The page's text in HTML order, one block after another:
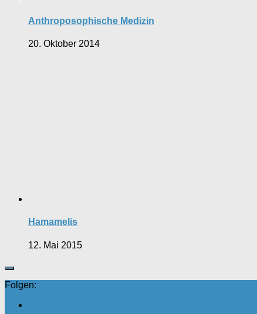
Anthroposophische Medizin
20. Oktober 2014
Hamamelis
12. Mai 2015
Folgen: